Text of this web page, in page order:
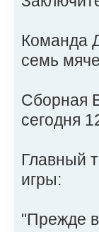
Команда
семь
Сборная
сегодня
Главный
игры:
"Прежде